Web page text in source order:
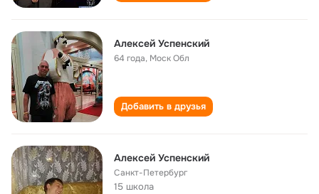
Алексей Успенский
64 года, Моск Обл
Добавить в друзья
Алексей Успенский
Санкт-Петербург
15 школа